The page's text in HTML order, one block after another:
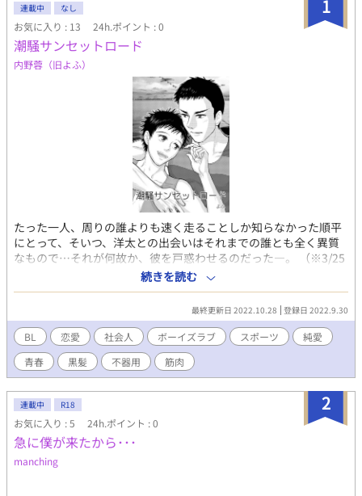
1
連載中 なし
お気に入り : 13 24h.ポイント : 0
潮騒サンセットロード
内野蓉（旧よふ）
たった一人、周りの誰よりも速く走ることしか知らなかった順平
にとって、そいつ、洋太との出会いはそれまでの誰とも全く異質
なもので…それが何故か、彼を戸惑わせるのだった―。 （※3/25
作者追記：ちょっとストーリーの順番を入れ替えたくなったの
で、そっちが描けたら後でこのネームの回は消すか、部分的に話
を修正して後ろの章とかに回すかもしれません。その場合はご了
承を…） （※作者注：まさかのネームひたすら描いてたら仕上げ
の作業時間が足りなくなりました…汗 表紙以外の中身がネーム
状態でも参加できるものか不明ですが、いちおう1話分40ページ
描けた分は（ネームですが）4回に分けて全部載せておきます）
続きを読む
最終更新日 2022.10.28 登録日 2022.9.30
BL 恋愛 社会人 ボーイズラブ スポーツ
純愛
青春
黒髪 不器用 筋肉
2
連載中 R18
お気に入り : 5 24h.ポイント : 0
急に僕が来たから･･･
manching